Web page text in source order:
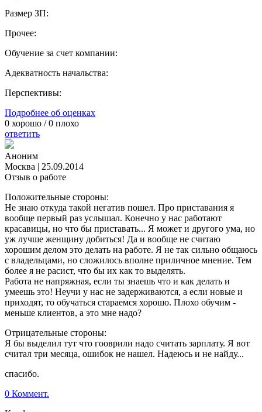
Размер ЗП:
Прочее:
Обучение за счет компании:
Адекватность начальства:
Перспективы:
Подробнее об оценках
0 хорошо /0 плохо
ответить
Аноним
Москва | 25.09.2014
Отзыв о работе
Положительные стороны:
Не знаю откуда такой негатив пошел. Про приставания я
вообще первый раз услышал. Конечно у нас работают
красавицы, но что бы приставать... Я может и другого ума, но
уж лучше женщину добиться! Да и вообще не считаю
хорошим делом это делать на работе. Я не так сильно общаюсь
с владельцами, но сложилось вполне приличное мнение. Тем
более я не расист, что бы их как то выделять.
Работа не напряжная, если ты знаешь что и как делать и
умеешь это! Неучи у нас не задерживаются, а если новые и
приходят, то обучаться стараемся хорошо. Плохо обучим -
меньше клиентов, а это мне надо?
Отрицательные стороны:
Я бы выделил тут что гооврили надо считать зарплату. Я вот
считал три месяца, ошибок не нашел. Надеюсь и не найду...
спасибо.
0 Коммент.